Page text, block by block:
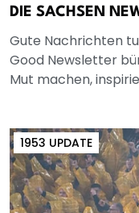
DIE SACHSEN
Gute Nachrichten
Good Newsletter
Mut machen,
1953 UPDATE